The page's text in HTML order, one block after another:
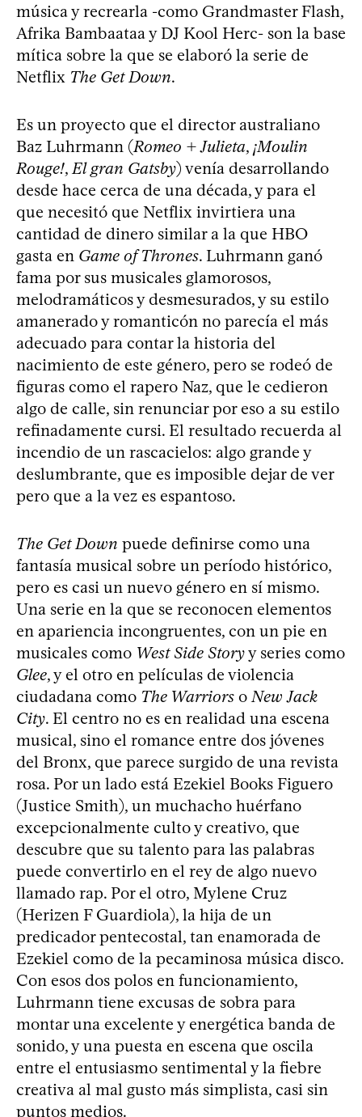
música y recrearla -como Grandmaster Flash,
Afrika Bambaataa y DJ Kool Herc- son la base
mítica sobre la que se elaboró la serie de
Netflix The Get Down.
Es un proyecto que el director australiano
Baz Luhrmann (Romeo + Julieta, ¡Moulin
Rouge!, El gran Gatsby) venía desarrollando
desde hace cerca de una década, y para el
que necesitó que Netflix invirtiera una
cantidad de dinero similar a la que HBO
gasta en Game of Thrones. Luhrmann ganó
fama por sus musicales glamorosos,
melodramáticos y desmesurados, y su estilo
amanerado y romanticón no parecía el más
adecuado para contar la historia del
nacimiento de este género, pero se rodeó de
figuras como el rapero Naz, que le cedieron
algo de calle, sin renunciar por eso a su estilo
refinadamente cursi. El resultado recuerda al
incendio de un rascacielos: algo grande y
deslumbrante, que es imposible dejar de ver
pero que a la vez es espantoso.
The Get Down puede definirse como una
fantasía musical sobre un período histórico,
pero es casi un nuevo género en sí mismo.
Una serie en la que se reconocen elementos
en apariencia incongruentes, con un pie en
musicales como West Side Storyy series como
Glee, y el otro en películas de violencia
ciudadana como The Warriors o New Jack
City. El centro no es en realidad una escena
musical, sino el romance entre dos jóvenes
del Bronx, que parece surgido de una revista
rosa. Por un lado está Ezekiel Books Figuero
(Justice Smith), un muchacho huérfano
excepcionalmente culto y creativo, que
descubre que su talento para las palabras
puede convertirlo en el rey de algo nuevo
llamado rap. Por el otro, Mylene Cruz
(Herizen F Guardiola), la hija de un
predicador pentecostal, tan enamorada de
Ezekiel como de la pecaminosa música disco.
Con esos dos polos en funcionamiento,
Luhrmann tiene excusas de sobra para
montar una excelente y energética banda de
sonido, y una puesta en escena que oscila
entre el entusiasmo sentimental y la fiebre
creativa al mal gusto más simplista, casi sin
puntos medios.